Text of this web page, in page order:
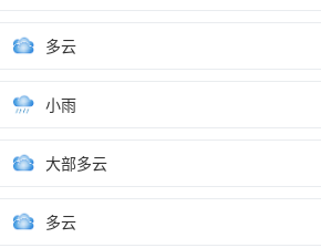
多云
小雨
大部多云
多云